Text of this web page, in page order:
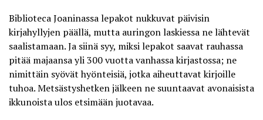
Biblioteca Joaninassa lepakot nukkuvat päivisin
kirjahyllyjen päällä, mutta auringon laskiessa ne lähtevät
saalistamaan. Ja siinä syy, miksi lepakot saavat rauhassa
pitää majaansa yli 300 vuotta vanhassa kirjastossa; ne
nimittäin syövät hyönteisiä, jotka aiheuttavat kirjoille
tuhoa. Metsästyshetken jälkeen ne suuntaavat avonaisista
ikkunoista ulos etsimään juotavaa.